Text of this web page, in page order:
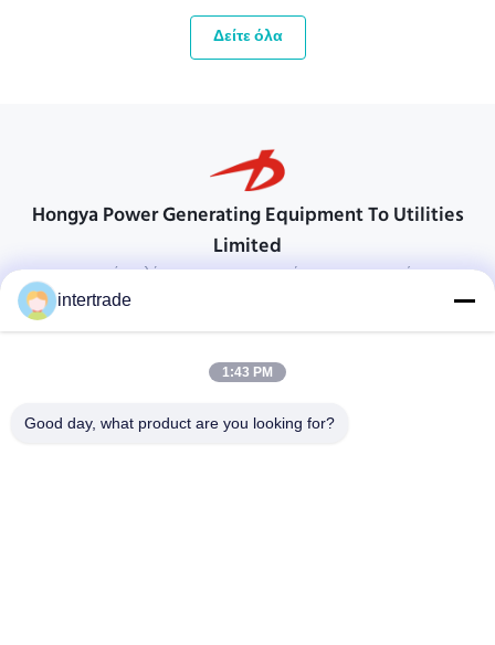
Δείτε όλα
Hongya Power Generating Equipment To Utilities
Limited
προσαρμοσμένες λύσεις για να ανταποκρίνονται στις απαιτήσεις των
Χωριό Anxi, πόλη Yuping, νομός Hongya, Κίνα
86-28-37561966-8:00
intertrade
1:43 PM
Good day, what product are you looking for?